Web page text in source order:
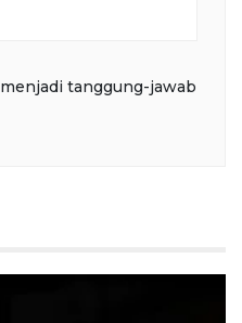
tanggung-jawab